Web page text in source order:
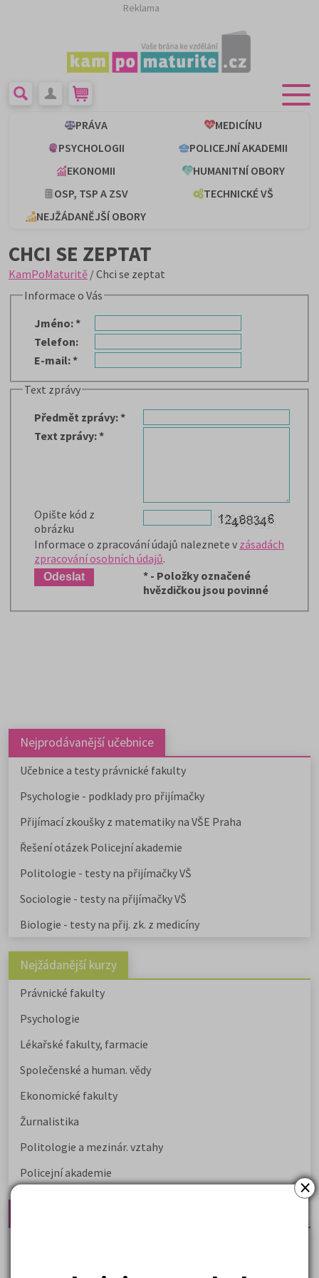
×
Reklama
PRÁVA
MEDICÍNU
PSYCHOLOGII
POLICEJNÍ AKADEMII
EKONOMII
HUMANITNÍ OBORY
OSP, TSP A ZSV
TECHNICKÉ VŠ
NEJŽÁDANĚJŠÍ OBORY
CHCI SE ZEPTAT
KamPoMaturitě / Chci se zeptat
Informace o Vás
Jméno:*
Telefon:
E-mail:*
Text zprávy
Předmět zprávy:*
Text zprávy:*
Opište kód z
obrázku
Informace o zpracování údajů naleznete v zásadách
zpracování osobních údajů.
* - Položky označené
hvězdičkou jsou povinné
Nejprodávanější učebnice
Učebnice a testy právnické fakulty
Psychologie - podklady pro přijímačky
Přijímací zkoušky z matematiky na VŠE Praha
Řešení otázek Policejní akademie
Politologie - testy na přijímačky VŠ
Sociologie - testy na přijímačky VŠ
Biologie - testy na přij. zk. z medicíny
Nejžádanější kurzy
Právnické fakulty
Psychologie
Lékařské fakulty, farmacie
Společenské a human. vědy
Ekonomické fakulty
Žurnalistika
Politologie a mezinár. vztahy
Policejní akademie